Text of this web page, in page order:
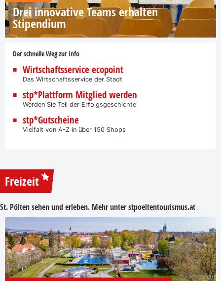
Drei innovative Teams erhalten
Stipendium
Der schnelle Weg zur Info
Wirtschaftsservice ecopoint
Das Wirtschaftsservice der Stadt
stp*Plattform Mitglied werden
Werden Sie Teil der Erfolgsgeschichte
stp*Gutscheine
Vielfalt von A-Z in über 150 Shops
Freizeit
St. Pölten sehen und erleben. Mehr unterstpoeltentourismus.at